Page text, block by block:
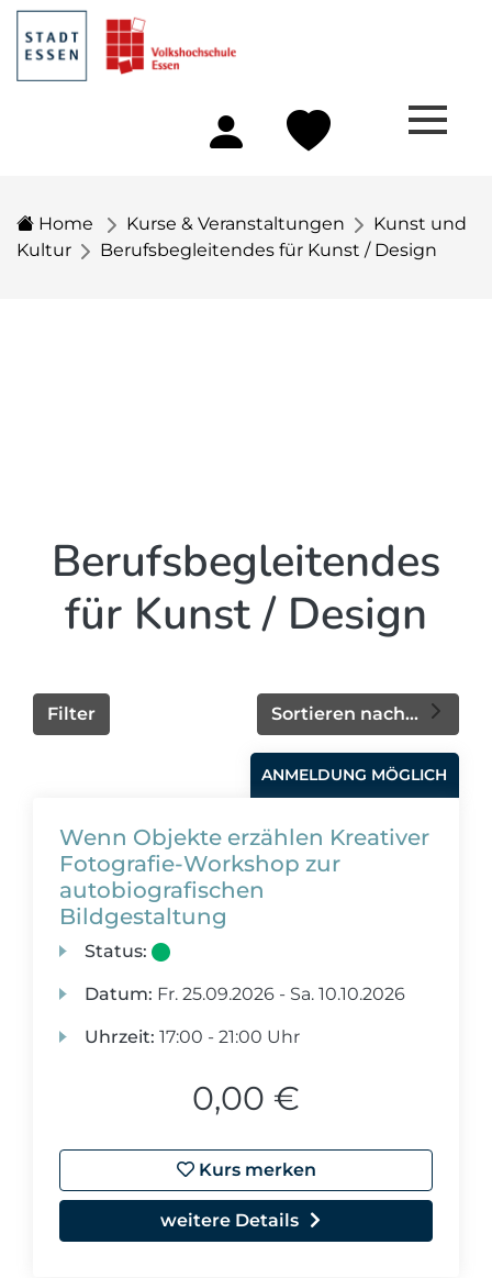
Home Kurse & Veranstaltungen
Kunst und
Kultur
Berufsbegleitendes für Kunst / Design
Berufsbegleitendes
für Kunst / Design
Sortieren nach...
Filter
ANMELDUNG MÖGLICH
Wenn Objekte erzählen Kreativer
Fotografie-Workshop zur
autobiografischen
Bildgestaltung
Status:
Datum: Fr. 25.09.2026 - Sa. 10.10.2026
Uhrzeit: 17:00 - 21:00 Uhr
0,00 €
Kurs merken
weitere Details